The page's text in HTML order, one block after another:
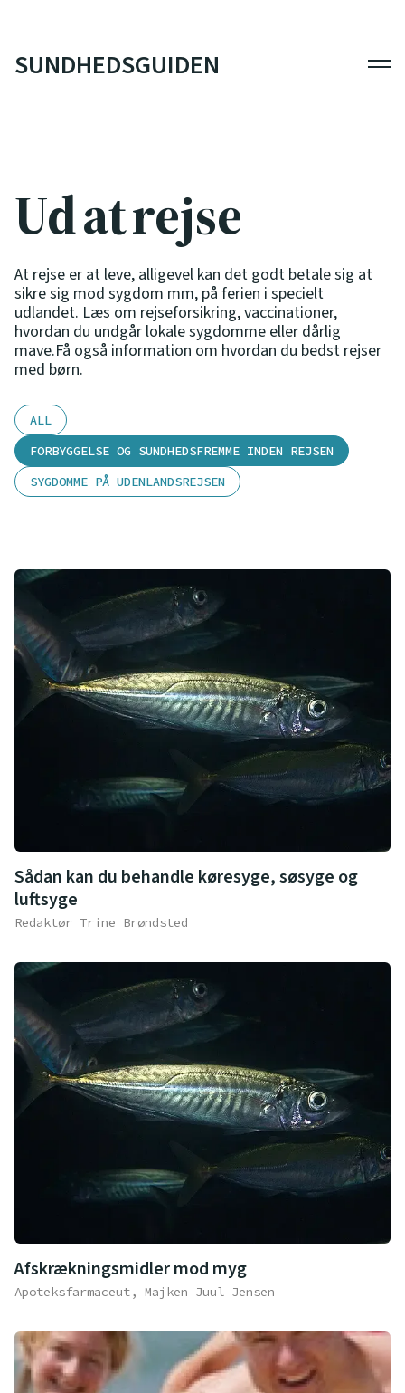
SUNDHEDSGUIDEN
Ud at rejse
At rejse er at leve, alligevel kan det godt betale sig at
sikre sig mod sygdom mm, på ferien i specielt
udlandet. Læs om rejseforsikring, vaccinationer,
hvordan du undgår lokale sygdomme eller dårlig
mave.Få også information om hvordan du bedst rejser
med børn.
ALL
FORBYGGELSE OG SUNDHEDSFREMME INDEN REJSEN
SYGDOMME PÅ UDENLANDSREJSEN
Sådan kan du behandle køresyge, søsyge og
luftsyge
Redaktør Trine Brøndsted
Afskrækningsmidler mod myg
Apoteksfarmaceut, Majken Juul Jensen